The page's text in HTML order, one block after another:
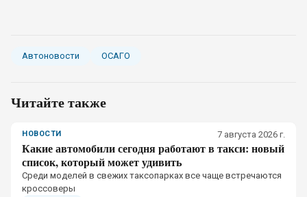
Автоновости ОСАГО
Читайте также
НОВОСТИ 7 августа 2026 г.
Какие автомобили сегодня работают в такси: новый
список, который может удивить
Среди моделей в свежих таксопарках все чаще встречаются
кроссоверы